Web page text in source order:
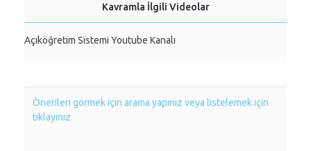
Kavramla İlgili Videolar
Açıköğretim Sistemi Youtube Kanalı
Önerileri görmek için arama yapınız veya listelemek için
tıklayınız